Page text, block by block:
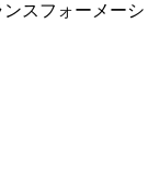
スフォーメーシ